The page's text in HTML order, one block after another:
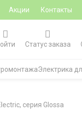
Акции Контакты
Статус заказа
Электрика
серия Glossa